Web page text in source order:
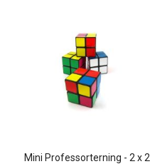
Mini Professorterning - 2 x 2